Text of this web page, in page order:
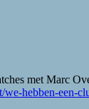
met Marc
we-hebben-een-